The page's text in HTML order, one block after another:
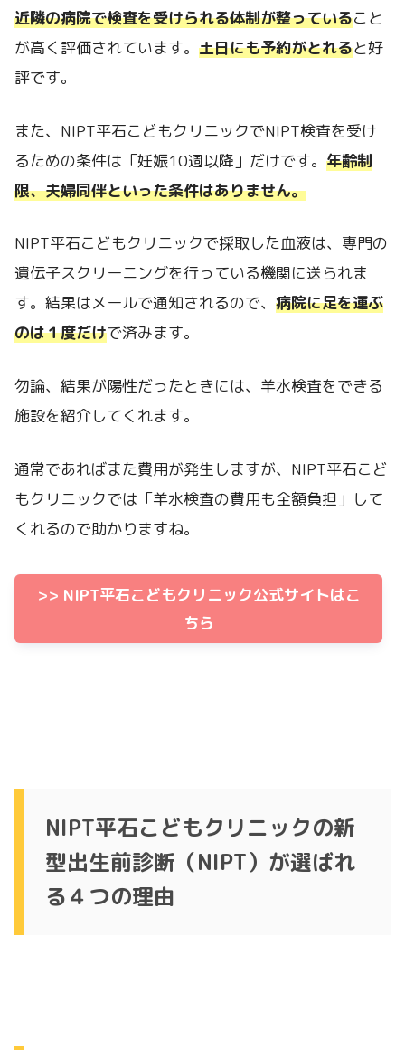
近隣の病院で検査を受けられる体制が整っていること
が高く評価されています。 土日にも予約がとれると好
評です。
また、NIPT平石こどもクリニックでNIPT検査を受け
るための条件は「妊娠10週以降」だけです。 年齢制
限、夫婦同伴といった条件はありません。
NIPT平石こどもクリニックで採取した血液は、専門の
遺伝子スクリーニングを行っている機関に送られま
す。結果はメールで通知されるので、 病院に足を運ぶ
のは１度だけで済みます。
勿論、結果が陽性だったときには、羊水検査をできる
施設を紹介してくれます。
通常であればまた費用が発生しますが、NIPT平石こど
もクリニックでは「羊水検査の費用も全額負担」して
くれるので助かりますね。
>> NIPT平石こどもクリニック公式サイトはこ
ちら
NIPT平石こどもクリニックの新
型出生前診断（NIPT）が選ばれ
る４つの理由